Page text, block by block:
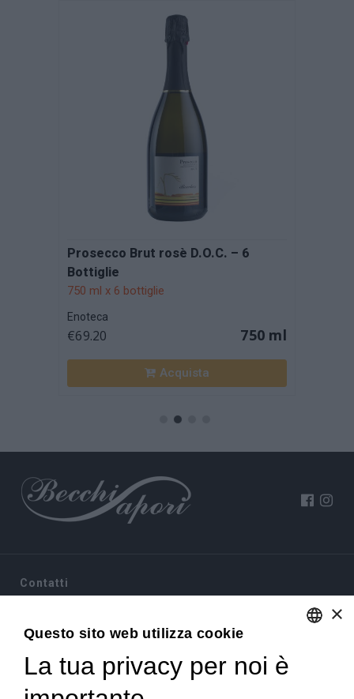
Prosecco Brut rosè D.O.C. – 6
Bottiglie
750 ml x 6 bottiglie
Enoteca
€69.20 750 ml
Contatti
10022 Carmagnola(TO)
+39 380 6441674
info@becchisapori.it
×
Questo sito web utilizza cookie
La tua privacy per noi è